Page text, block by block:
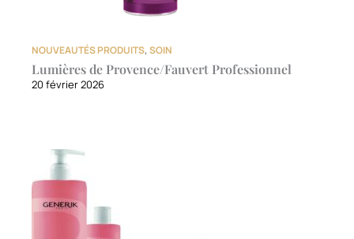
NOUVEAUTÉS PRODUITS,SOIN
Lumières de Provence/Fauvert Professionnel
20 février 2026